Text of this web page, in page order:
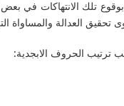
بوقوع تلك الانتهاكات في
تحقيق العدالة والمساواة
ترتيب الحروف الابجدية: